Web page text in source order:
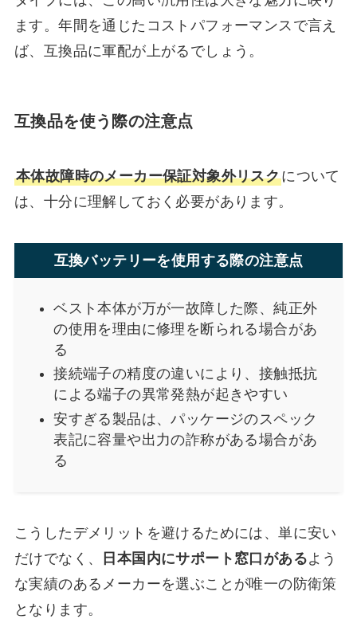
ます。年間を通じたコストパフォーマンスで言え
ば、互換品に軍配が上がるでしょう。
互換品を使う際の注意点
本体故障時のメーカー保証対象外リスクについて
は、十分に理解しておく必要があります。
互換バッテリーを使用する際の注意点
ベスト本体が万が一故障した際、純正外
の使用を理由に修理を断られる場合があ
る
接続端子の精度の違いにより、接触抵抗
による端子の異常発熱が起きやすい
安すぎる製品は、パッケージのスペック
表記に容量や出力の詐称がある場合があ
る
こうしたデメリットを避けるためには、単に安い
だけでなく、
日本国内にサポート窓口があるよう
な実績のあるメーカーを選ぶことが唯一の防衛策
となります。